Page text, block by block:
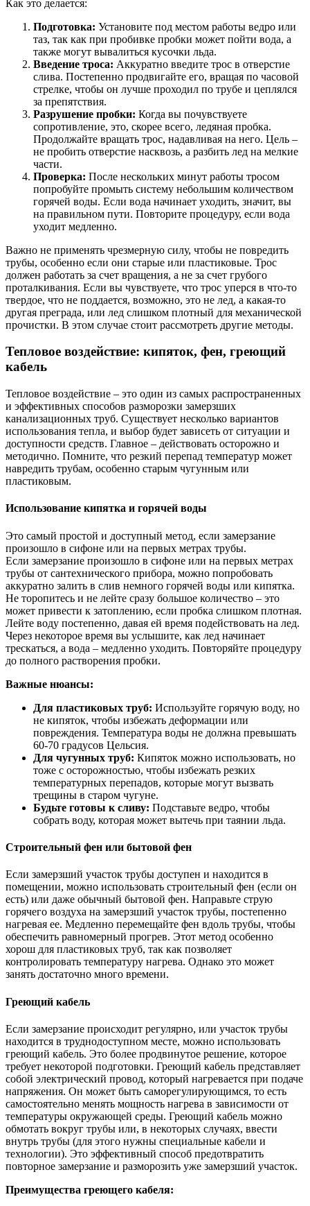
Как это делается:
Подготовка: Установите под местом работы ведро или
таз, так как при пробивке пробки может пойти вода, а
также могут вывалиться кусочки льда.
Введение троса: Аккуратно введите трос в отверстие
слива. Постепенно продвигайте его, вращая по часовой
стрелке, чтобы он лучше проходил по трубе и цеплялся
за препятствия.
Разрушение пробки: Когда вы почувствуете
сопротивление, это, скорее всего, ледяная пробка.
Продолжайте вращать трос, надавливая на него. Цель –
не пробить отверстие насквозь, а разбить лед на мелкие
части.
Проверка: После нескольких минут работы тросом
попробуйте промыть систему небольшим количеством
горячей воды. Если вода начинает уходить, значит, вы
на правильном пути. Повторите процедуру, если вода
уходит медленно.
Важно не применять чрезмерную силу, чтобы не повредить
трубы, особенно если они старые или пластиковые. Трос
должен работать за счет вращения, а не за счет грубого
проталкивания. Если вы чувствуете, что трос уперся в что-то
твердое, что не поддается, возможно, это не лед, а какая-то
другая преграда, или лед слишком плотный для механической
прочистки. В этом случае стоит рассмотреть другие методы.
Тепловое воздействие: кипяток, фен, греющий
кабель
Тепловое воздействие – это один из самых распространенных
и эффективных способов разморозки замерзших
канализационных труб. Существует несколько вариантов
использования тепла, и выбор будет зависеть от ситуации и
доступности средств. Главное – действовать осторожно и
методично. Помните, что резкий перепад температур может
навредить трубам, особенно старым чугунным или
пластиковым.
Использование кипятка и горячей воды
Это самый простой и доступный метод, если замерзание
произошло в сифоне или на первых метрах трубы.
Если замерзание произошло в сифоне или на первых метрах
трубы от сантехнического прибора, можно попробовать
аккуратно залить в слив немного горячей воды или кипятка.
Не торопитесь и не лейте сразу большое количество – это
может привести к затоплению, если пробка слишком плотная.
Лейте воду постепенно, давая ей время подействовать на лед.
Через некоторое время вы услышите, как лед начинает
трескаться, а вода – медленно уходить. Повторяйте процедуру
до полного растворения пробки.
Важные нюансы:
Для пластиковых труб: Используйте горячую воду, но
не кипяток, чтобы избежать деформации или
повреждения. Температура воды не должна превышать
60-70 градусов Цельсия.
Для чугунных труб: Кипяток можно использовать, но
тоже с осторожностью, чтобы избежать резких
температурных перепадов, которые могут вызвать
трещины в старом чугуне.
Будьте готовы к сливу: Подставьте ведро, чтобы
собрать воду, которая может вытечь при таянии льда.
Строительный фен или бытовой фен
Если замерзший участок трубы доступен и находится в
помещении, можно использовать строительный фен (если он
есть) или даже обычный бытовой фен. Направьте струю
горячего воздуха на замерзший участок трубы, постепенно
нагревая ее. Медленно перемещайте фен вдоль трубы, чтобы
обеспечить равномерный прогрев. Этот метод особенно
хорош для пластиковых труб, так как позволяет
контролировать температуру нагрева. Однако это может
занять достаточно много времени.
Греющий кабель
Если замерзание происходит регулярно, или участок трубы
находится в труднодоступном месте, можно использовать
греющий кабель. Это более продвинутое решение, которое
требует некоторой подготовки. Греющий кабель представляет
собой электрический провод, который нагревается при подаче
напряжения. Он может быть саморегулирующимся, то есть
самостоятельно менять мощность нагрева в зависимости от
температуры окружающей среды. Греющий кабель можно
обмотать вокруг трубы или, в некоторых случаях, ввести
внутрь трубы (для этого нужны специальные кабели и
технологии). Это эффективный способ предотвратить
повторное замерзание и разморозить уже замерзший участок.
Преимущества греющего кабеля: